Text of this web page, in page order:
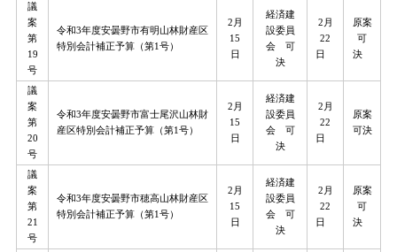
議
案
第
19
号
令和3年度安曇野市有明山林財産区
特別会計補正予算（第1号）
2月
15
日
経済建
設委員
会 可
決
2月
22
日
原案
可
決
議
案
第
20
号
令和3年度安曇野市富士尾沢山林財
産区特別会計補正予算（第1号）
2月
15
日
経済建
設委員
会 可
決
2月
22
日
原案
可決
議
案
第
21
号
令和3年度安曇野市穂高山林財産区
特別会計補正予算（第1号）
2月
15
日
経済建
設委員
会 可
決
2月
22
日
原案
可
決